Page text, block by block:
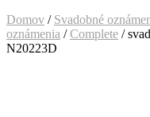
Domov / Svadobné
oznámenia /Complete /
N20223D